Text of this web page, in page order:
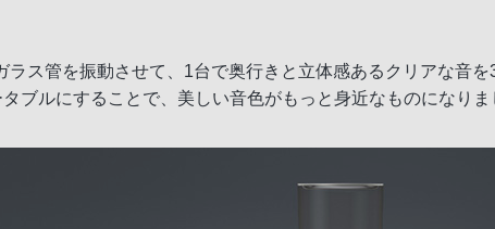
ス管を振動させて、1台で奥行きと立体感あるクリアな音
ブルにすることで、美しい音色がもっと身近なものになりま